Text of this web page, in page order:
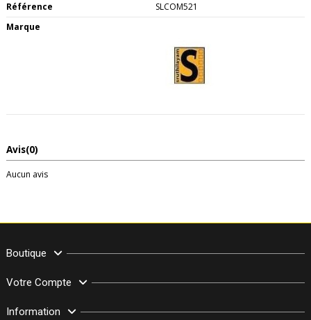
Référence
SLCOM521
Marque
Avis(0)
Aucun avis
Boutique
Votre Compte
Information